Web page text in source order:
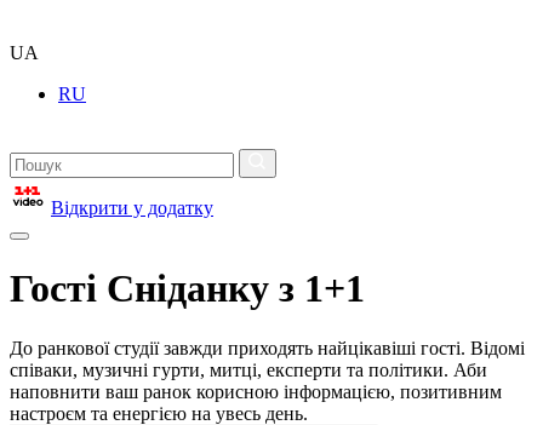
UA
RU
Відкрити у додатку
Гості Сніданку з 1+1
До ранкової студії завжди приходять найцікавіші гості. Відомі
співаки, музичні гурти, митці, експерти та політики. Аби
наповнити ваш ранок корисною інформацією, позитивним
настроєм та енергією на увесь день.